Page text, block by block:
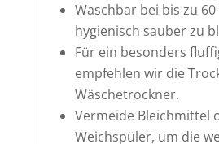
Waschbar bei bis zu 60
hygienisch sauber zu
Für ein besonders
empfehlen wir die
Wäschetrockner.
Vermeide Bleichmittel
Weichspüler, um die